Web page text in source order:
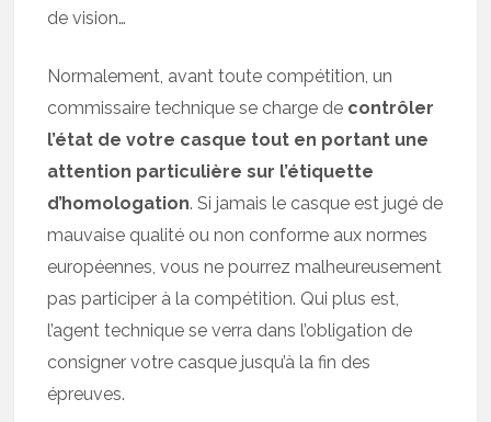
de vision…
Normalement, avant toute compétition, un
commissaire technique se charge de contrôler
l’état de votre casque tout en portant une
attention particulière sur l’étiquette
d’homologation. Si jamais le casque est jugé de
mauvaise qualité ou non conforme aux normes
européennes, vous ne pourrez malheureusement
pas participer à la compétition. Qui plus est,
l’agent technique se verra dans l’obligation de
consigner votre casque jusqu’à la fin des
épreuves.